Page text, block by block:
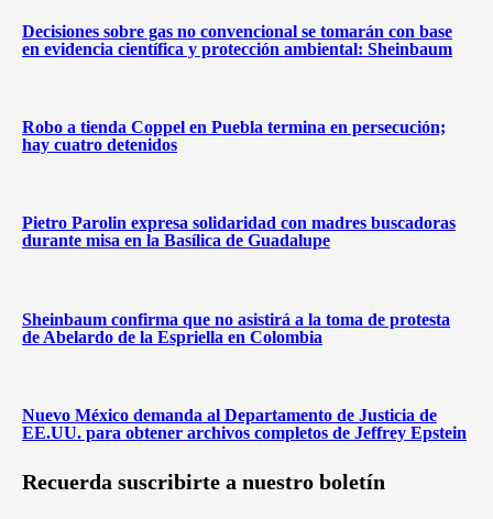
Decisiones sobre gas no convencional se tomarán con base
en evidencia científica y protección ambiental: Sheinbaum
Robo a tienda Coppel en Puebla termina en persecución;
hay cuatro detenidos
Pietro Parolin expresa solidaridad con madres buscadoras
durante misa en la Basílica de Guadalupe
Sheinbaum confirma que no asistirá a la toma de protesta
de Abelardo de la Espriella en Colombia
Nuevo México demanda al Departamento de Justicia de
EE.UU. para obtener archivos completos de Jeffrey Epstein
Recuerda suscribirte a nuestro boletín